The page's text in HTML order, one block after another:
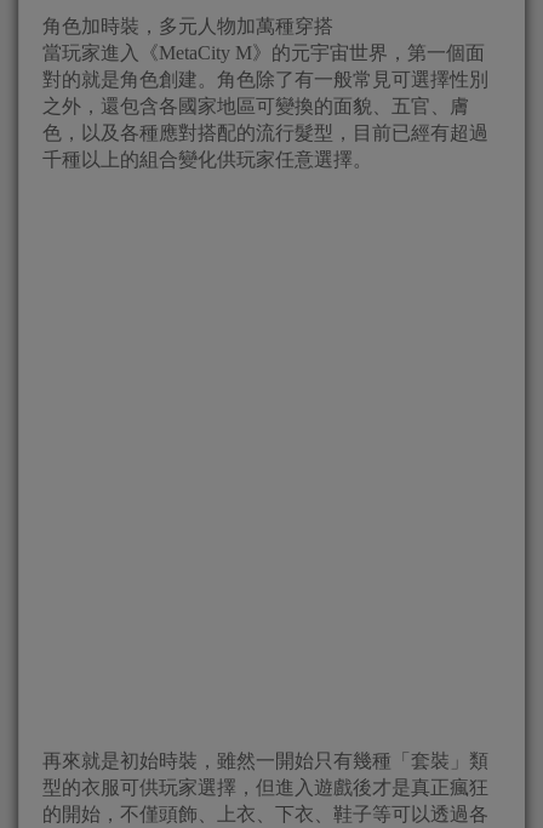
角色加時裝，多元人物加萬種穿搭
當玩家進入《MetaCity M》的元宇宙世界，第一個面
對的就是角色創建。角色除了有一般常見可選擇性別
之外，還包含各國家地區可變換的面貌、五官、膚
色，以及各種應對搭配的流行髮型，目前已經有超過
千種以上的組合變化供玩家任意選擇。
再來就是初始時裝，雖然一開始只有幾種「套裝」類
型的衣服可供玩家選擇，但進入遊戲後才是真正瘋狂
的開始，不僅頭飾、上衣、下衣、鞋子等可以透過各